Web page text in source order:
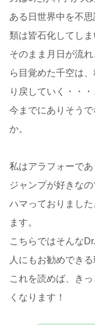
ある日世界中を不
類は皆石化してしま
そのまま月日が流
ら目覚めた千空は
り戻していく・・・
今までにありそう
か。
私はアラフォーで
ジャンプが好きな
ハマっておりまし
ます。
こちらではそんな
人にもお勧めでき
これを読めば、き
くなります！